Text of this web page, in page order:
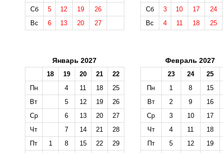
Сб
5 12 19
26
Вс
6 13 20 27
Сб
3 10 17
24
Вс
4 11 18 25
Январь 2027
18 19 20 21
22
Пн
4 11 18
25
Вт
5 12 19
26
Ср
6 13 20
27
Чт
7 14 21
28
Пт
1 8 15 22
29
Февраль 2027
23 24
25
Пн
1 8
15
Вт
2 9
16
Ср
3 10
17
Чт
4 11
18
Пт
5 12
19